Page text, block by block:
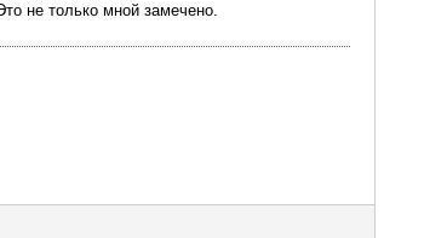
не только мной замечено.